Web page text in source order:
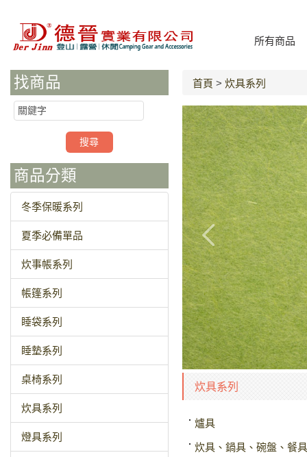
所有商品
找商品
商品分類
冬季保暖系列
夏季必備單品
炊事帳系列
帳篷系列
睡袋系列
睡墊系列
桌椅系列
炊具系列
燈具系列
首頁 > 炊具系列
炊具系列
爐具
炊具、鍋具、碗盤、餐具